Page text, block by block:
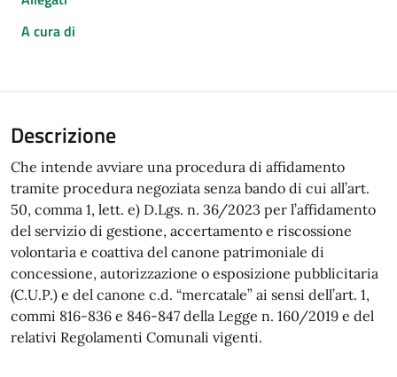
A cura di
Descrizione
Che intende avviare una procedura di affidamento
tramite procedura negoziata senza bando di cui all’art.
50, comma 1, lett. e) D.Lgs. n. 36/2023 per l’affidamento
del servizio di gestione, accertamento e riscossione
volontaria e coattiva del canone patrimoniale di
concessione, autorizzazione o esposizione pubblicitaria
(C.U.P.) e del canone c.d. “mercatale” ai sensi dell’art. 1,
commi 816-836 e 846-847 della Legge n. 160/2019 e del
relativi Regolamenti Comunali vigenti.